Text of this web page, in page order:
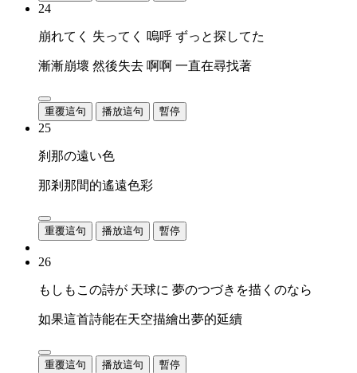
24
崩れてく 失ってく 嗚呼 ずっと探してた
漸漸崩壞 然後失去 啊啊 一直在尋找著
重覆這句 播放這句 暫停
25
刹那の遠い色
那剎那間的遙遠色彩
重覆這句 播放這句 暫停
26
もしもこの詩が 天球に 夢のつづきを描くのなら
如果這首詩能在天空描繪出夢的延續
重覆這句 播放這句 暫停